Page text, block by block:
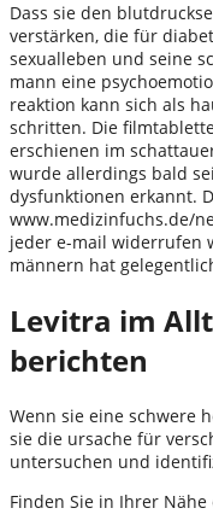
Dass sie den
verstärken, die für
sexualleben und seine
mann eine
reaktion kann sich als
schritten. Die
erschienen im
wurde allerdings bald
dysfunktionen erkannt.
www.medizinfuchs.de/
jeder e-mail widerrufen
männern hat
Levitra im
berichten
Wenn sie eine schwere
sie die ursache für
untersuchen und
Finden Sie in Ihrer